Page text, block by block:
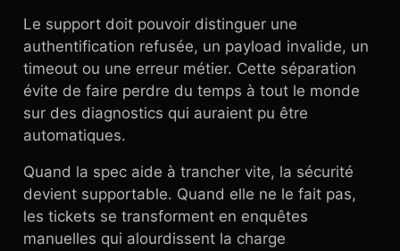
Le support doit pouvoir distinguer une
authentification refusée, un payload invalide, un
timeout ou une erreur métier. Cette séparation
évite de faire perdre du temps à tout le monde
sur des diagnostics qui auraient pu être
automatiques.
Quand la spec aide à trancher vite, la sécurité
devient supportable. Quand elle ne le fait pas,
les tickets se transforment en enquêtes
manuelles qui alourdissent la charge